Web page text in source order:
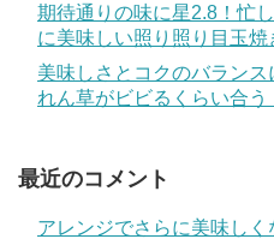
期待通りの味に星2.8！忙
に美味しい照り照り目玉焼
美味しさとコクのバラン
れん草がビビるくらい合う
最近のコメント
アレンジでさらに美味し